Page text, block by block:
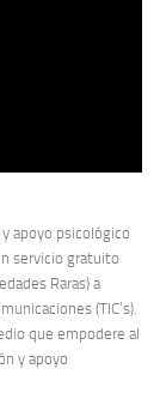
apoyo psicológico
servicio gratuito
Raras) a
(TIC’s).
que empodere al
y apoyo